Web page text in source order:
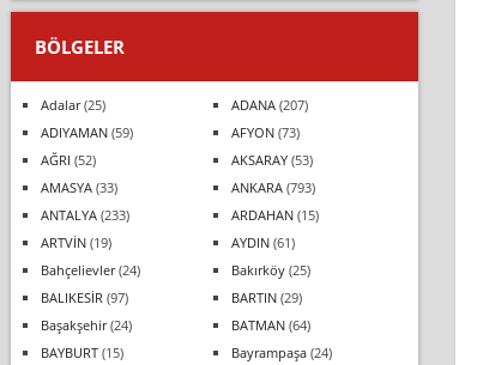
BÖLGELER
Adalar(25) ADANA (207)
ADIYAMAN (59) AFYON (73)
AĞRI (52) AKSARAY (53)
AMASYA (33) ANKARA (793)
ANTALYA (233) ARDAHAN (15)
ARTVİN (19) AYDIN (61)
Bahçelievler(24) Bakırköy (25)
BALIKESİR (97) BARTIN (29)
Başakşehir(24) BATMAN (64)
BAYBURT (15) Bayrampaşa (24)